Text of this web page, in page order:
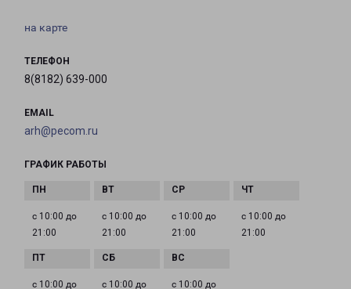
на карте
ТЕЛЕФОН
8(8182) 639-000
EMAIL
arh@pecom.ru
ГРАФИК РАБОТЫ
с 10:00 до
21:00
с 10:00 до
21:00
с 10:00 до
21:00
с 10:00 до
21:00
с 10:00 до с 10:00 до с 10:00 до